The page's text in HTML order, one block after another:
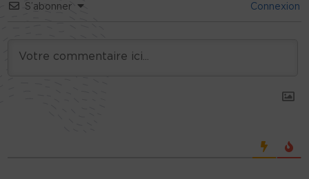
S’abonner Connexion